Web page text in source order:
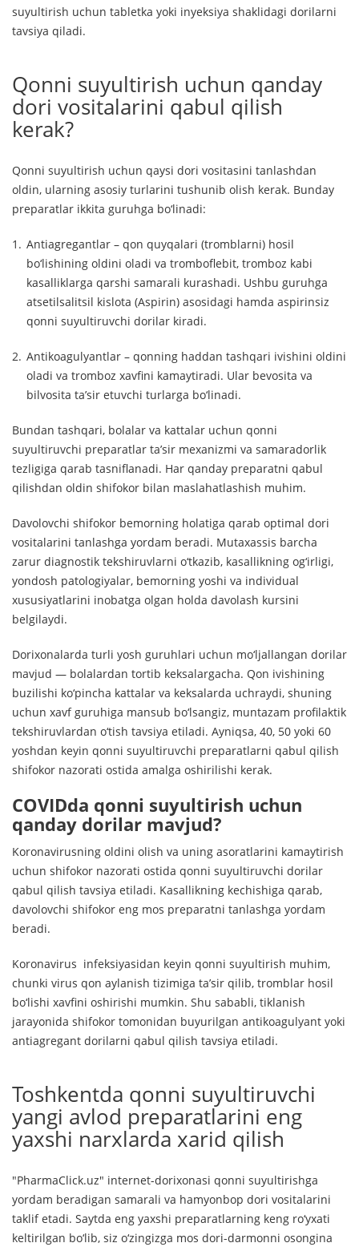
suyultirish uchun tabletka yoki inyeksiya shaklidagi dorilarni
tavsiya qiladi.
Qonni suyultirish uchun qanday
dori vositalarini qabul qilish
kerak?
Qonni suyultirish uchun qaysi dori vositasini tanlashdan
oldin, ularning asosiy turlarini tushunib olish kerak. Bunday
preparatlar ikkita guruhga bo‘linadi:
Antiagregantlar – qon quyqalari (tromblarni) hosil
bo‘lishining oldini oladi va tromboflebit, tromboz kabi
kasalliklarga qarshi samarali kurashadi. Ushbu guruhga
atsetilsalitsil kislota (Aspirin) asosidagi hamda aspirinsiz
qonni suyultiruvchi dorilar kiradi.
Antikoagulyantlar – qonning haddan tashqari ivishini oldini
oladi va tromboz xavfini kamaytiradi. Ular bevosita va
bilvosita ta’sir etuvchi turlarga bo‘linadi.
Bundan tashqari, bolalar va kattalar uchun qonni
suyultiruvchi preparatlar ta’sir mexanizmi va samaradorlik
tezligiga qarab tasniflanadi. Har qanday preparatni qabul
qilishdan oldin shifokor bilan maslahatlashish muhim.
Davolovchi shifokor bemorning holatiga qarab optimal dori
vositalarini tanlashga yordam beradi. Mutaxassis barcha
zarur diagnostik tekshiruvlarni o‘tkazib, kasallikning og‘irligi,
yondosh patologiyalar, bemorning yoshi va individual
xususiyatlarini inobatga olgan holda davolash kursini
belgilaydi.
Dorixonalarda turli yosh guruhlari uchun mo‘ljallangan dorilar
mavjud — bolalardan tortib keksalargacha. Qon ivishining
buzilishi ko‘pincha kattalar va keksalarda uchraydi, shuning
uchun xavf guruhiga mansub bo‘lsangiz, muntazam profilaktik
tekshiruvlardan o‘tish tavsiya etiladi. Ayniqsa, 40, 50 yoki 60
yoshdan keyin qonni suyultiruvchi preparatlarni qabul qilish
shifokor nazorati ostida amalga oshirilishi kerak.
COVIDda qonni suyultirish uchun
qanday dorilar mavjud?
Koronavirusning oldini olish va uning asoratlarini kamaytirish
uchun shifokor nazorati ostida qonni suyultiruvchi dorilar
qabul qilish tavsiya etiladi. Kasallikning kechishiga qarab,
davolovchi shifokor eng mos preparatni tanlashga yordam
beradi.
Koronavirus infeksiyasidan keyin qonni suyultirish muhim,
chunki virus qon aylanish tizimiga ta’sir qilib, tromblar hosil
bo‘lishi xavfini oshirishi mumkin. Shu sababli, tiklanish
jarayonida shifokor tomonidan buyurilgan antikoagulyant yoki
antiagregant dorilarni qabul qilish tavsiya etiladi.
Toshkentda qonni suyultiruvchi
yangi avlod preparatlarini eng
yaxshi narxlarda xarid qilish
"PharmaClick.uz" internet-dorixonasi qonni suyultirishga
yordam beradigan samarali va hamyonbop dori vositalarini
taklif etadi. Saytda eng yaxshi preparatlarning keng ro‘yxati
keltirilgan bo‘lib, siz o‘zingizga mos dori-darmonni osongina